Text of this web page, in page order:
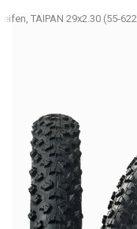
TAIPAN 29x2.30 (55-